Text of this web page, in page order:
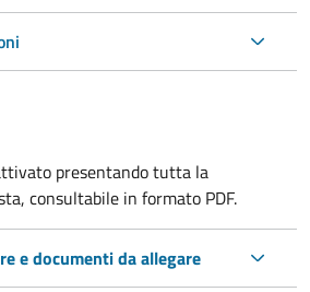
presentando tutta la
consultabile in formato PDF.
e documenti da allegare